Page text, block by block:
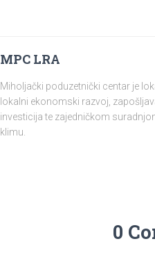
MPC LRA
Miholjački poduzetnički centar je
lokalni ekonomski razvoj,
investicija te zajedničkom
klimu.
0